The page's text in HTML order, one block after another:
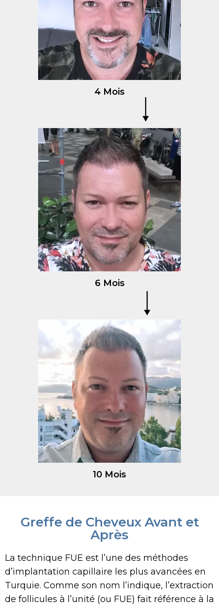
4 Mois
6 Mois
10 Mois
Greffe de Cheveux Avant et
Après
La technique FUE est l’une des méthodes
d’implantation capillaire les plus avancées en
Turquie. Comme son nom l’indique, l’extraction
de follicules à l’unité (ou FUE) fait référence à la